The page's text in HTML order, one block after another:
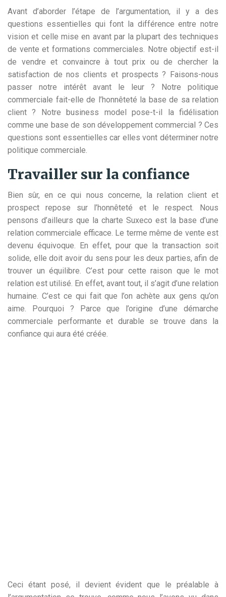
Avant d’aborder l’étape de l’argumentation, il y a des
questions essentielles qui font la différence entre notre
vision et celle mise en avant par la plupart des techniques
de vente et formations commerciales. Notre objectif est-il
de vendre et convaincre à tout prix ou de chercher la
satisfaction de nos clients et prospects ? Faisons-nous
passer notre intérêt avant le leur ? Notre politique
commerciale fait-elle de l’honnêteté la base de sa relation
client ? Notre business model pose-t-il la fidélisation
comme une base de son développement commercial ? Ces
questions sont essentielles car elles vont déterminer notre
politique commerciale.
Travailler sur la confiance
Bien sûr, en ce qui nous concerne, la relation client et
prospect repose sur l’honnêteté et le respect. Nous
pensons d’ailleurs que la charte Suxeco est la base d’une
relation commerciale efficace. Le terme même de vente est
devenu équivoque. En effet, pour que la transaction soit
solide, elle doit avoir du sens pour les deux parties, afin de
trouver un équilibre. C’est pour cette raison que le mot
relation est utilisé. En effet, avant tout, il s’agit d’une relation
humaine. C’est ce qui fait que l’on achète aux gens qu’on
aime. Pourquoi ? Parce que l’origine d’une démarche
commerciale performante et durable se trouve dans la
confiance qui aura été créée.
Ceci étant posé, il devient évident que le préalable à